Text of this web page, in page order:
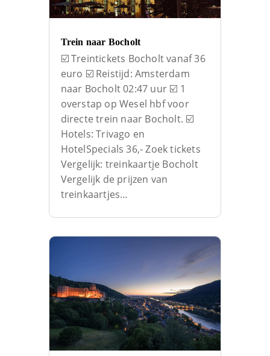
Trein naar Bocholt
☑️ Treintickets Bocholt vanaf 36
euro ☑️ Reistijd: Amsterdam
naar Bocholt 02:47 uur ☑️ 1
overstap op Wesel hbf voor
directe trein naar Bocholt. ☑️
Hotels: Trivago en
HotelSpecials 36,- Zoek tickets
Vergelijk: treinkaartje Bocholt
Vergelijk de prijzen van
treinkaartjes…